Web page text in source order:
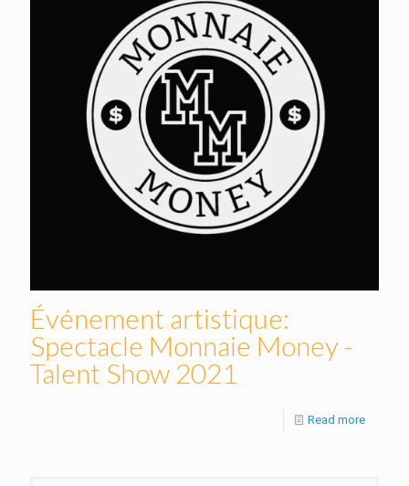
Événement artistique:
Spectacle Monnaie Money -
Talent Show 2021
Read more